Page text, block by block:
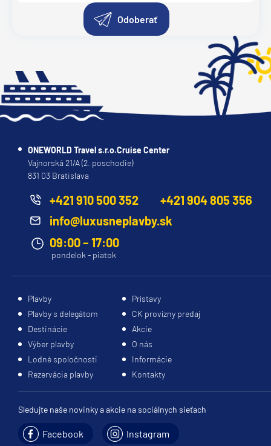
Le Commandant Charcot
Le Dumont-D'Urville
Le Lyrial
Le Ponant
L´Austral
The Spirit of Ponant
Princess
Caribbean Princess
Crown Princess
Diamond Princess
Discovery Princess
Emerald Princess
Grand Princess
Island Princess
Royal Princess
Odoberať
ONEWORLD Travel s.r.o.Cruise Center
Vajnorská 21/A (2. poschodie)
831 03 Bratislava
+421 910 500 352
+421 904 805 356
info@luxusneplavby.sk
09:00 – 17:00
pondelok - piatok
Plavby
Prístavy
Plavby s delegátom
CK provízny predaj
Destinácie
Akcie
Výber plavby
O nás
Lodné spoločnosti
Informácie
Rezervácia plavby
Kontakty
Sledujte naše novinky a akcie na sociálnych sieťach
Facebook Instagram